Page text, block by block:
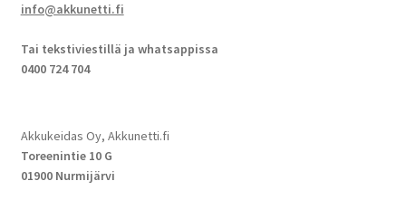
info@akkunetti.fi
Tai tekstiviestillä ja whatsappissa
0400 724 704
Akkukeidas Oy, Akkunetti.fi
Toreenintie 10 G
01900 Nurmijärvi